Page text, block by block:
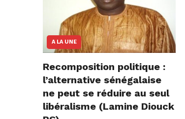
A LA UNE
Recomposition politique :
l’alternative sénégalaise
ne peut se réduire au seul
libéralisme (Lamine Diouck